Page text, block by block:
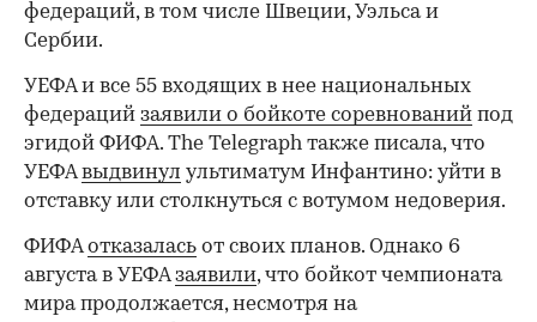
федераций, в том числе Швеции, Уэльса и
Сербии.
УЕФА и все 55 входящих в нее национальных
федераций заявили о бойкоте соревнований под
эгидой ФИФА. The Telegraph также писала, что
УЕФАвыдвинул ультиматум Инфантино: уйти в
отставку или столкнуться с вотумом недоверия.
ФИФАотказалась от своих планов. Однако 6
августа в УЕФАзаявили, что бойкот чемпионата
мира продолжается, несмотря на